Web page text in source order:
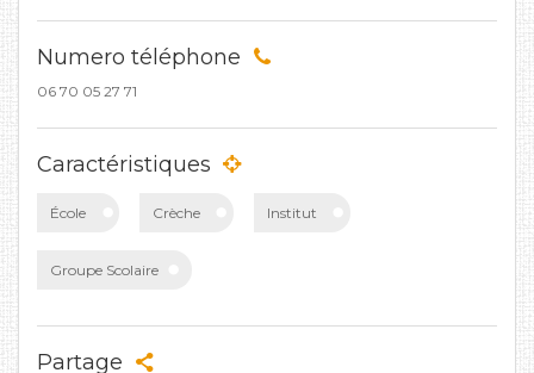
Numero téléphone
06 70 05 27 71
Caractéristiques
École Crèche Institut
Groupe Scolaire
Partage